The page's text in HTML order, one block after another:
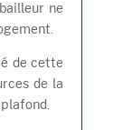
ne
de cette
de la